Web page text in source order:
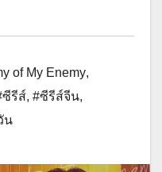
of My Enemy,
ซีรีส์, #ซีรีส์จีน,
น